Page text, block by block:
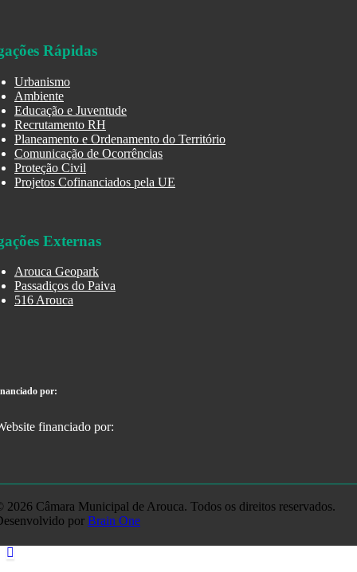
Rápidas
Urbanismo
Ambiente
Educação e Juventude
Recrutamento RH
Planeamento e Ordenamento do Território
Comunicação de Ocorrências
Proteção Civil
Projetos Cofinanciados pela UE
Externas
Arouca Geopark
Passadiços do Paiva
516 Arouca
por:
2026 Câmara Municipal de Arouca. Todos os direitos reservados.
por Brain One